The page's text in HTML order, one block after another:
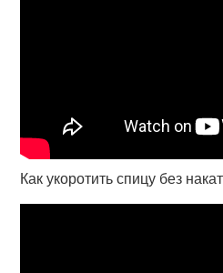
Как укоротить спицу без